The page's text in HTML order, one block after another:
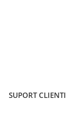
SUPORT CLIENTI